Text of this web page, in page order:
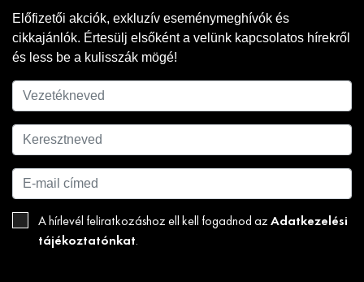
Előfizetői akciók, exkluzív eseménymeghívók és
cikkajánlók. Értesülj elsőként a velünk kapcsolatos hírekről
és less be a kulisszák mögé!
A hírlevél feliratkozáshoz ell kell fogadnod az Adatkezelési
tájékoztatónkat.